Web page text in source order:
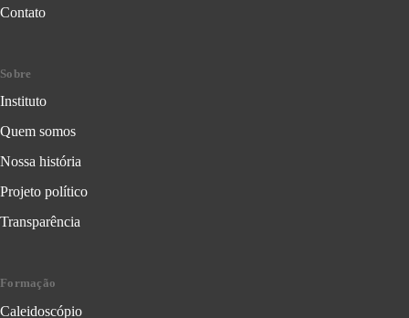
Contato
Sobre
Instituto
Quem somos
Nossa história
Projeto político
Transparência
Formação
Caleidoscópio